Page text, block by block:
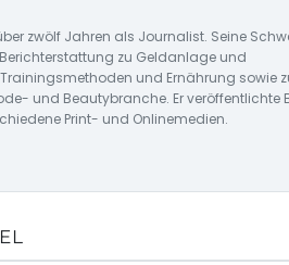
zwölf Jahren als Journalist. Seine
zu Geldanlage und
und Ernährung sowie
und Beautybranche. Er veröffentlichte
Print- und Onlinemedien.